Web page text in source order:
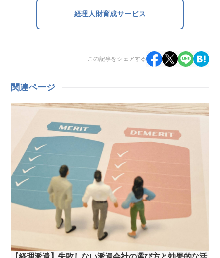
経理人財育成サービス
この記事をシェアする
関連ページ
【経理派遣】失敗しない派遣会社の選び方と効果的な活